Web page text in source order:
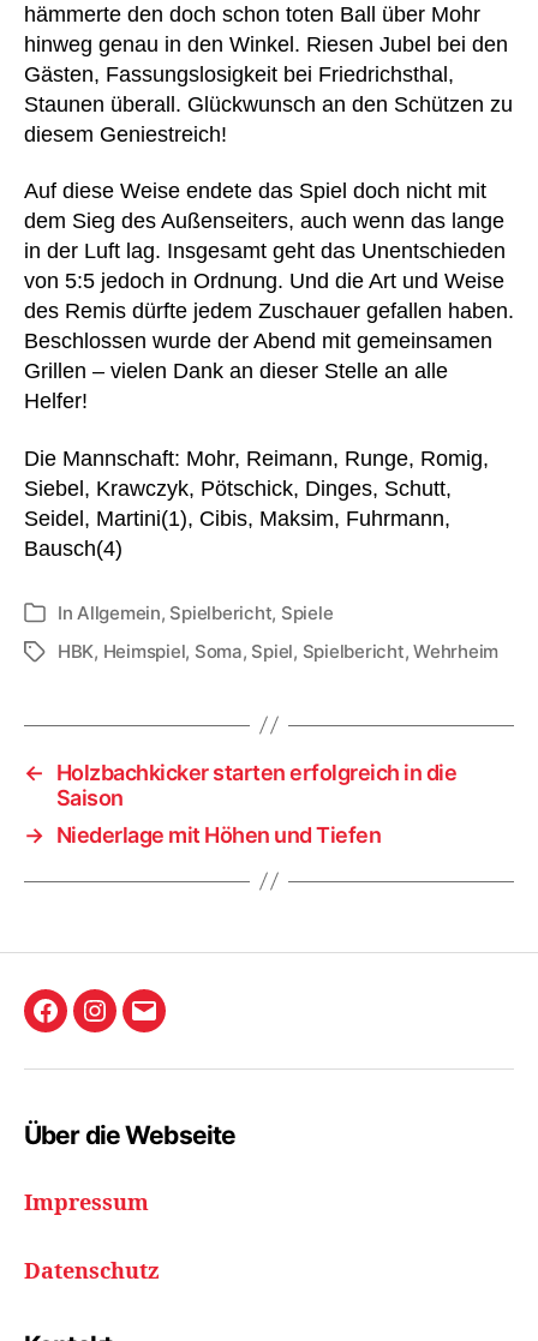
hämmerte den doch schon toten Ball über Mohr
hinweg genau in den Winkel. Riesen Jubel bei den
Gästen, Fassungslosigkeit bei Friedrichsthal,
Staunen überall. Glückwunsch an den Schützen zu
diesem Geniestreich!
Auf diese Weise endete das Spiel doch nicht mit
dem Sieg des Außenseiters, auch wenn das lange
in der Luft lag. Insgesamt geht das Unentschieden
von 5:5 jedoch in Ordnung. Und die Art und Weise
des Remis dürfte jedem Zuschauer gefallen haben.
Beschlossen wurde der Abend mit gemeinsamen
Grillen – vielen Dank an dieser Stelle an alle
Helfer!
Die Mannschaft: Mohr, Reimann, Runge, Romig,
Siebel, Krawczyk, Pötschick, Dinges, Schutt,
Seidel, Martini(1), Cibis, Maksim, Fuhrmann,
Bausch(4)
Kategorien
In Allgemein, Spielbericht, Spiele
Schlagwörter
HBK, Heimspiel, Soma, Spiel, Spielbericht,Wehrheim
←
Holzbachkicker starten erfolgreich in die
Saison
→ Niederlage mit Höhen und Tiefen
Holzbachkicker
Gruppe
Instagram
E-
Über die Webseite
Impressum
Datenschutz